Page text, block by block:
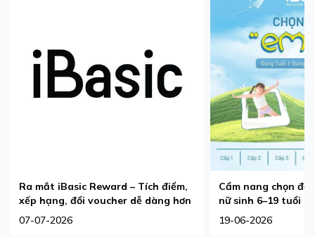
Ra mắt iBasic Reward – Tích điểm,
xếp hạng, đổi voucher dễ dàng hơn
07-07-2026
Cẩm nang chọn
nữ sinh 6–19 tuổi
19-06-2026